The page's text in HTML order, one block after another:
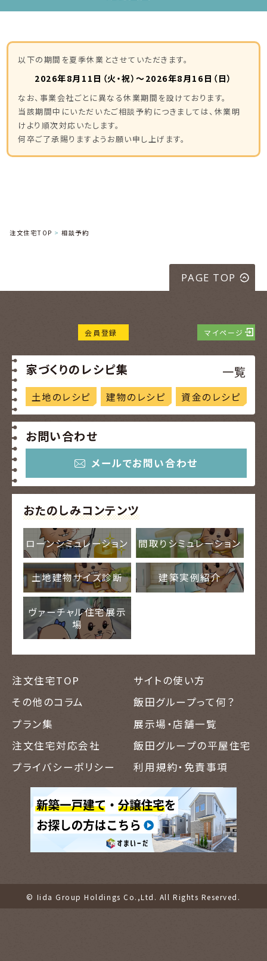
3.個人情報の第三者提供について
当社は、法令に基づく場合及びお客様の同意
がある場合を除き、原則として、お客様に提
供していただいた個人情報を第三者に対し
て開示いたしません。 ただし、業務上やむを
得ない場合には、例外的に、お客様の同意を
得ることなくお客様の個人情報を第三者に
提供する場合があります。 この場合、お客様
からのお求めがあれば、第三者への個人情
るため、組織的・人的・物理的・技術的な安全
は毀損の防止及び是正に取り組みます。
本人様の個人データの開示、訂正もしくは追
をご希望される場合には、 合理的かつ必要
な範囲内で速やかに対応させていただきま
す。なお、各種手続に際しては、その内容に応
じて手数料をいただく場合がございますので
ご了承ください。
6.苦情及び相談
当社は、個人情報の取り扱いに関する苦情
及び相談を受けた場合、その内容について迅
速に事実関係等を調査し、合理的な期間内
に誠意をもって対応いたします。
7.法令、国が定める指針その他の規範の遵
守について
当社は、個人情報の取り扱いに関する法令、
国が定める指針その他の規範を遵守し、個
人情報を保護いたします。
8.個人情報の継続的改善について
当社は、個人情報管理責任者を設置し、社会
情勢・環境の変化等を踏まえて、継続的に個
人情報保護体制を実施、維持していきます。
また、定期的に監査を実施し、見直し、改善し
ます。
個人情報の取り扱いについて
(1) 当社の行う事業
当社は、以下の事業を運営し、又は以下の事
業を行う会社の株式を保有して当該会社の
建築工事設計施工
土木工事設計施工
以下の期間を夏季休業とさせていただきます。
2026年8月11日（火・祝）～2026年8月16日（日）
なお、事業会社ごとに異なる休業期間を設けております。
当該期間中にいただいたご相談予約につきましては、休業明
けより順次対応いたします。
何卒ご了承賜りますようお願い申し上げます。
注文住宅TOP 相談予約
PAGE TOP
会員登録 マイページ
家づくりのレシピ集 一覧
土地のレシピ 建物のレシピ 資金のレシピ
お問い合わせ
メールでお問い合わせ
おたのしみコンテンツ
ローンシミュレーション 間取りシミュレーション
土地建物サイズ診断 建築実例紹介
ヴァーチャル住宅展示
場
注文住宅TOP
サイトの使い方
その他のコラム
飯田グループって何？
プラン集
展示場・店舗一覧
注文住宅対応会社
飯田グループの平屋住宅
プライバシーポリシー
利用規約・免責事項
© Iida Group Holdings Co.,Ltd. All Rights Reserved.